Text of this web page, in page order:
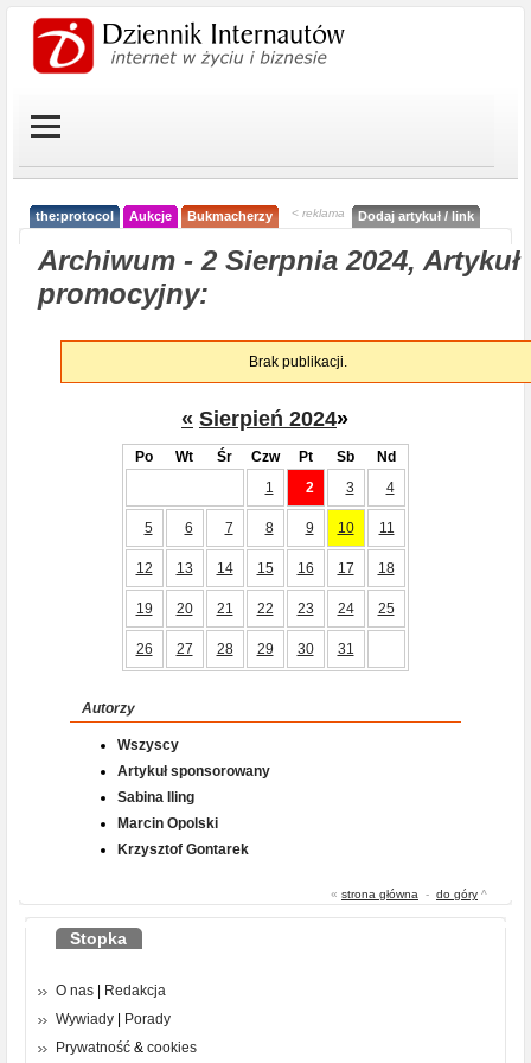
the:protocol Aukcje Bukmacherzy < reklama Dodaj artykuł / link
Archiwum - 2 Sierpnia 2024, Artykuł
promocyjny:
Brak publikacji.
« Sierpień 2024»
Po Wt Śr Czw Pt Sb
Nd
1
2 3 4
5 6 7 8 9 10 11
12 13 14 15 16 17 18
19 20 21 22 23 24 25
26 27 28 29 30 31
Autorzy
Wszyscy
Artykuł sponsorowany
Sabina Iling
Marcin Opolski
Krzysztof Gontarek
« strona główna - do góry ^
Stopka
O nas
Redakcja
Wywiady
Porady
Prywatność & cookies